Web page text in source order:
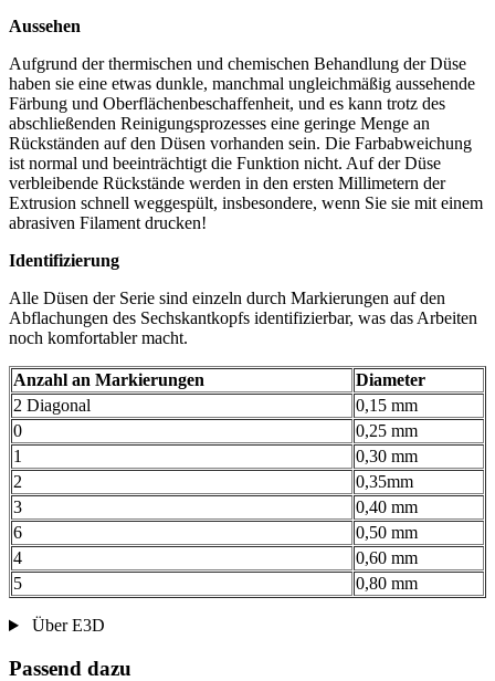
Aussehen
Aufgrund der thermischen und chemischen Behandlung der Düse
haben sie eine etwas dunkle, manchmal ungleichmäßig aussehende
Färbung und Oberflächenbeschaffenheit, und es kann trotz des
abschließenden Reinigungsprozesses eine geringe Menge an
Rückständen auf den Düsen vorhanden sein. Die Farbabweichung
ist normal und beeinträchtigt die Funktion nicht. Auf der Düse
verbleibende Rückstände werden in den ersten Millimetern der
Extrusion schnell weggespült, insbesondere, wenn Sie sie mit einem
abrasiven Filament drucken!
Identifizierung
Alle Düsen der Serie sind einzeln durch Markierungen auf den
Abflachungen des Sechskantkopfs identifizierbar, was das Arbeiten
noch komfortabler macht.
Anzahl an Markierungen
Diameter
2 Diagonal
0,15 mm
0
0,25 mm
1
0,30 mm
2
0,35mm
3
0,40 mm
6
0,50 mm
4
0,60 mm
5
0,80 mm
Über E3D
Passend dazu